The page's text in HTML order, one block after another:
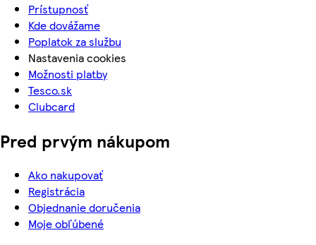
Prístupnosť
Kde dovážame
Poplatok za službu
Nastavenia cookies
Možnosti platby
Tesco.sk
Clubcard
Pred prvým nákupom
Ako nakupovať
Registrácia
Objednanie doručenia
Moje obľúbené